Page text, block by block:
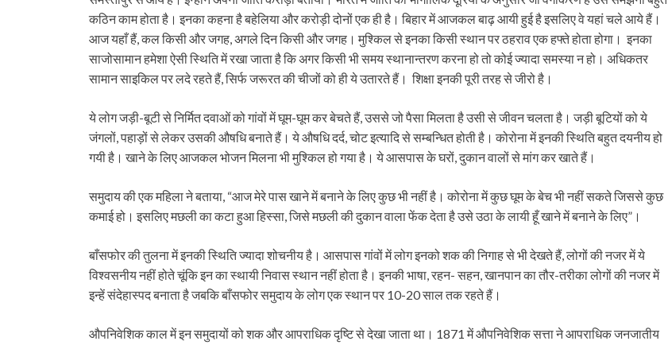
कठिन काम होता है। इनका कहना है बहेलिया और करोड़ी दोनों एक ही है। बिहार में आजकल बाढ़ आयी हुई है इसलिए वे यहां चले आये हैं।
आज यहाँ हैं, कल किसी और जगह, अगले दिन किसी और जगह। मुश्किल से इनका किसी स्थान पर ठहराव एक हफ्ते होता होगा। इनका
साजोसामान हमेशा ऐसी स्थिति में रखा जाता है कि अगर किसी भी समय स्थानान्तरण करना हो तो कोई ज्यादा समस्या न हो। अधिकतर
सामान साइकिल पर लदे रहते हैं, सिर्फ जरूरत की चीजों को ही ये उतारते हैं। शिक्षा इनकी पूरी तरह से जीरो है।
ये लोग जड़ी-बूटी से निर्मित दवाओं को गांवों में घूम-घूम कर बेचते हैं, उससे जो पैसा मिलता है उसी से जीवन चलता है। जड़ी बूटियों को ये
जंगलों, पहाड़ों से लेकर उसकी औषधि बनाते हैं। ये औषधि दर्द, चोट इत्यादि से सम्बन्धित होती है। कोरोना में इनकी स्थिति बहुत दयनीय हो
गयी है। खाने के लिए आजकल भोजन मिलना भी मुश्किल हो गया है। ये आसपास के घरों, दुकान वालों से मांग कर खाते हैं।
समुदाय की एक महिला ने बताया, “आज मेरे पास खाने में बनाने के लिए कुछ भी नहीं है। कोरोना में कुछ घूम के बेच भी नहीं सकते जिससे कुछ
कमाई हो। इसलिए मछली का कटा हुआ हिस्सा, जिसे मछली की दुकान वाला फेंक देता है उसे उठा के लायी हूँ खाने में बनाने के लिए”।
बाँसफोर की तुलना में इनकी स्थिति ज्यादा शोचनीय है। आसपास गांवों में लोग इनको शक की निगाह से भी देखते हैं, लोगों की नजर में ये
विश्वसनीय नहीं होते चूंकि इन का स्थायी निवास स्थान नहीं होता है। इनकी भाषा, रहन- सहन, खानपान का तौर-तरीका लोगों की नजर में
इन्हें संदेहास्पद बनाता है जबकि बाँसफोर समुदाय के लोग एक स्थान पर 10-20 साल तक रहते हैं।
औपनिवेशिक काल में इन समुदायों को शक और आपराधिक दृष्टि से देखा जाता था। 1871 में औपनिवेशिक सत्ता ने आपराधिक जनजातीय